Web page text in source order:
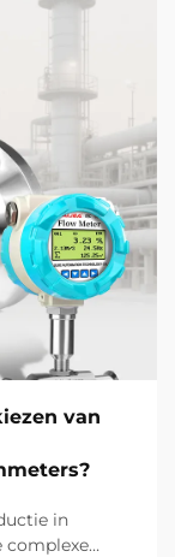
van
in
complexe